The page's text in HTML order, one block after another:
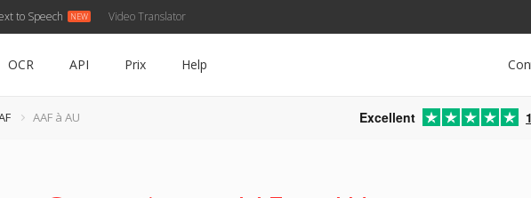
to Speech Video Translator
OCR API Prix Help
AAF à AU Excellent